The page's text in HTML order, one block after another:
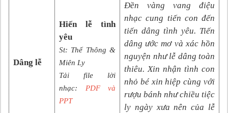
Dâng lễ
Hiến lễ tình
yêu
St: Thế Thông &
Miên Ly
Tải file lời
nhạc:
PDF và
PPT
Đền vàng vang điệu
nhạc cung tiến con đến
tiến dâng tình yêu. Tiến
dâng ước mơ và xác hồn
nguyện như lễ dâng toàn
thiêu. Xin nhận tình con
nhỏ bé xin hiệp cùng với
rượu bánh như chiều tiệc
ly ngày xưa nên của lễ